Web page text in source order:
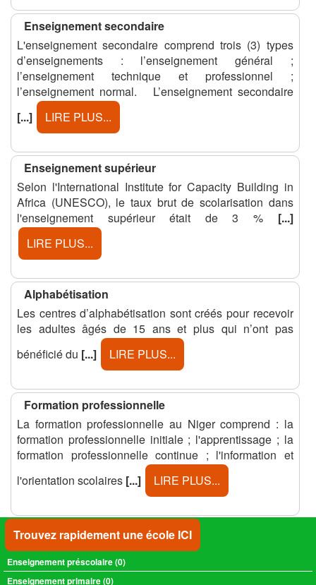
Enseignement secondaire
L'enseignement secondaire comprend trois (3) types
d’enseignements : l’enseignement général ;
l’enseignement technique et professionnel ;
l’enseignement normal. L’enseignement secondaire
[...]
LIRE PLUS...
Enseignement supérieur
Selon l'International Institute for Capacity Building in
Africa (UNESCO), le taux brut de scolarisation dans
l'enseignement supérieur était de 3 % [...]
LIRE PLUS...
Alphabétisation
Les centres d’alphabétisation sont créés pour recevoir
les adultes âgés de 15 ans et plus qui n’ont pas
bénéficié du [...] LIRE PLUS...
Formation professionnelle
La formation professionnelle au Niger comprend : la
formation professionnelle initiale ; l'apprentissage ; la
formation professionnelle continue ; l'information et
l'orientation scolaires [...] LIRE PLUS...
Trouvez rapidement une école ICI
Enseignement préscolaire (0)
Enseignement primaire (0)